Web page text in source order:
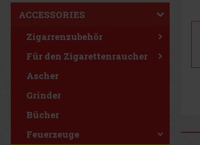
ACCESSORIES
Zigarrenzubehör
Für den Zigarettenraucher
Ascher
Grinder
Bücher
Feuerzeuge